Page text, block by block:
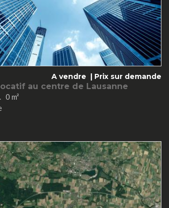
A vendre | Prix sur demande
au centre de Lausanne
0 m²